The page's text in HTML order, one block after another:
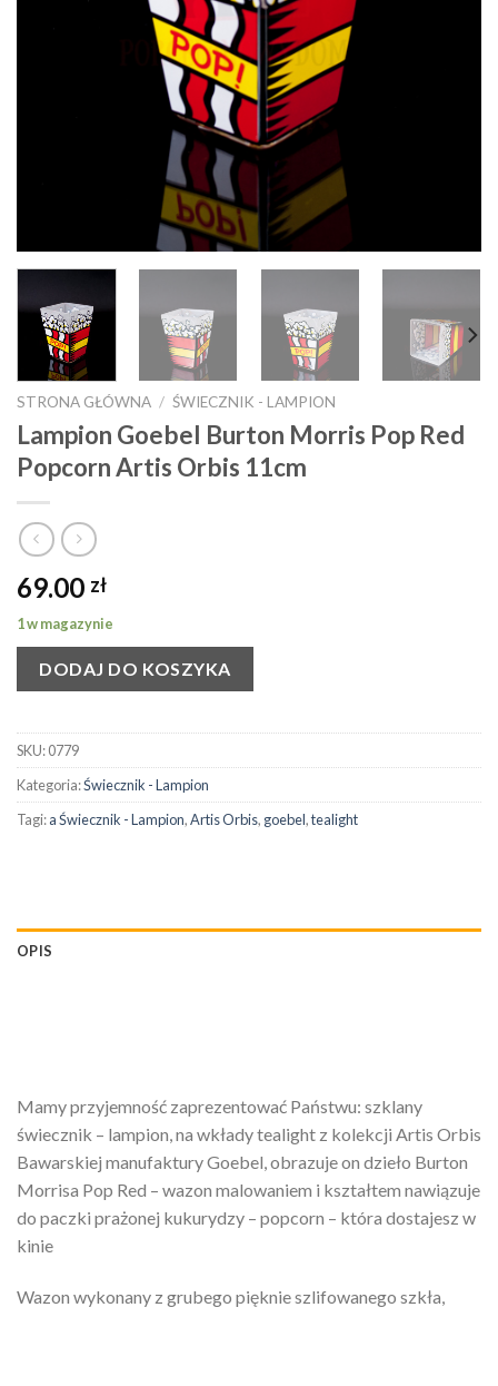
STRONA GŁÓWNA / ŚWIECZNIK - LAMPION
Lampion Goebel Burton Morris Pop Red
Popcorn Artis Orbis 11cm
69.00 zł
1 w magazynie
DODAJ DO KOSZYKA
SKU:0779
Kategoria:Świecznik - Lampion
Tagi:a Świecznik - Lampion,Artis Orbis, goebel,tealight
OPIS
Mamy przyjemność zaprezentować Państwu: szklany
świecznik – lampion, na wkłady tealight z kolekcji Artis Orbis
Bawarskiej manufaktury Goebel, obrazuje on dzieło Burton
Morrisa Pop Red – wazon malowaniem i kształtem nawiązuje
do paczki prażonej kukurydzy – popcorn – która dostajesz w
kinie
Wazon wykonany z grubego pięknie szlifowanego szkła,